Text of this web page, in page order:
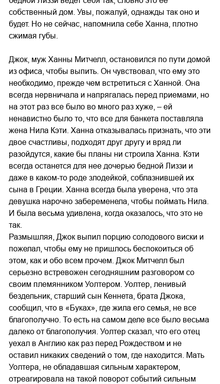
собственный дом. Увы, пожалуй, однажды так оно и
будет. Но не сейчас, напомнила себе Ханна, плотно
сжимая губы.
Джок, муж Ханны Митчелл, остановился по пути домой
из офиса, чтобы выпить. Он чувствовал, что ему это
необходимо, прежде чем встретиться с Ханной. Она
всегда нервничала и напрягалась перед приемами, но
на этот раз все было во много раз хуже, – ей
ненавистно было то, что все для банкета поставляла
жена Нила Кэти. Ханна отказывалась признать, что эти
двое счастливы, подходят друг другу и вряд ли
разойдутся, какие бы планы ни строила Ханна. Кэти
всегда останется для нее дочерью бедной Лиззи и
даже в каком-то роде злодейкой, соблазнившей их
сына в Греции. Ханна всегда была уверена, что эта
девушка нарочно забеременела, чтобы поймать Нила.
И была весьма удивлена, когда оказалось, что это не
так.
Размышляя, Джок выпил порцию солодового виски и
пожелал, чтобы ему не пришлось беспокоиться об
этом, как и обо всем прочем. Джок Митчелл был
серьезно встревожен сегодняшним разговором со
своим племянником Уолтером. Уолтер, ленивый
бездельник, старший сын Кеннета, брата Джока,
сообщил, что в «Буках», где жила его семья, не все
благополучно. То есть на самом деле все было весьма
далеко от благополучия. Уолтер сказал, что его отец
уехал в Англию как раз перед Рождеством и не
оставил никаких сведений о том, где находится. Мать
Уолтера, не обладавшая сильным характером,
отреагировала на такой поворот событий сильным